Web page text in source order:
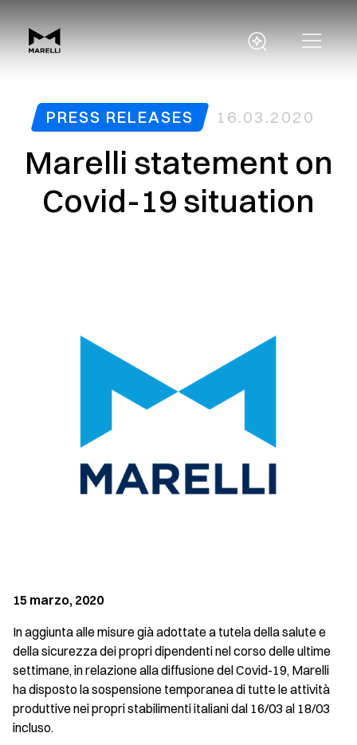
PRESS RELEASES 16.03.2020
Marelli statement on
Covid-19 situation
15 marzo, 2020
In aggiunta alle misure già adottate a tutela della salute e
della sicurezza dei propri dipendenti nel corso delle ultime
settimane, in relazione alla diffusione del Covid-19, Marelli
ha disposto la sospensione temporanea di tutte le attività
produttive nei propri stabilimenti italiani dal 16/03 al 18/03
incluso.